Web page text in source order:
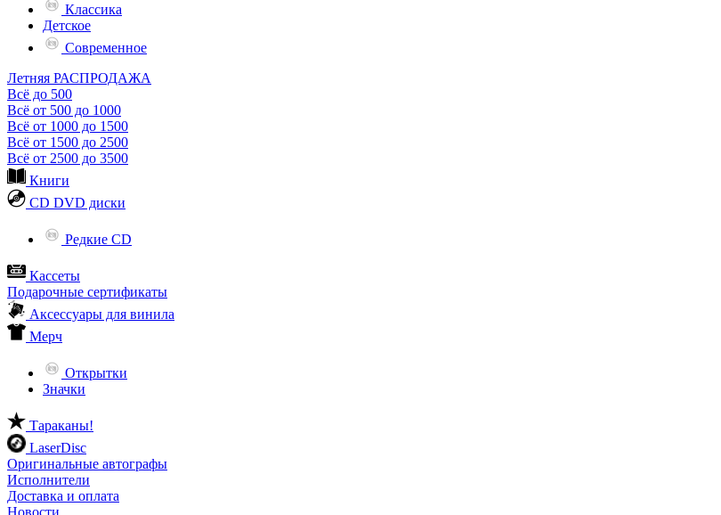
Классика
Детское
Современное
Летняя РАСПРОДАЖА
Всё до 500
Всё от 500 до 1000
Всё от 1000 до 1500
Всё от 1500 до 2500
Всё от 2500 до 3500
Книги
CD DVD диски
Редкие CD
Кассеты
Подарочные сертификаты
Аксессуары для винила
Мерч
Открытки
Значки
Тараканы!
LaserDisc
Оригинальные автографы
Исполнители
Доставка и оплата
Новости